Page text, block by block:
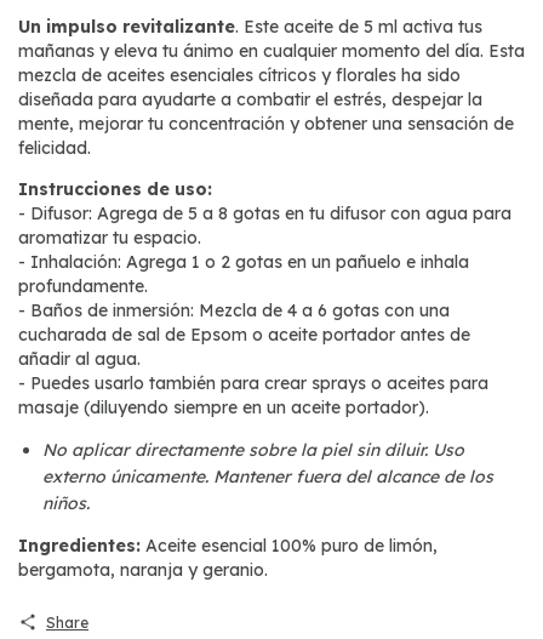
Un impulso revitalizante. Este aceite de 5 ml activa tus
mañanas y eleva tu ánimo en cualquier momento del día. Esta
mezcla de aceites esenciales cítricos y florales ha sido
diseñada para ayudarte a combatir el estrés, despejar la
mente, mejorar tu concentración y obtener una sensación de
felicidad.
Instrucciones de uso:
- Difusor: Agrega de 5 a 8 gotas en tu difusor con agua para
aromatizar tu espacio.
- Inhalación: Agrega 1 o 2 gotas en un pañuelo e inhala
profundamente.
- Baños de inmersión: Mezcla de 4 a 6 gotas con una
cucharada de sal de Epsom o aceite portador antes de
añadir al agua.
- Puedes usarlo también para crear sprays o aceites para
masaje (diluyendo siempre en un aceite portador).
No aplicar directamente sobre la piel sin diluir. Uso
externo únicamente. Mantener fuera del alcance de los
niños.
Ingredientes: Aceite esencial 100% puro de limón,
bergamota, naranja y geranio.
Share